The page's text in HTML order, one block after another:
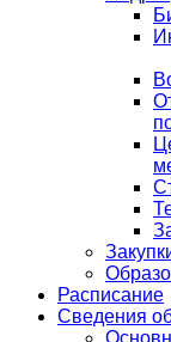
Расписание
Сведения